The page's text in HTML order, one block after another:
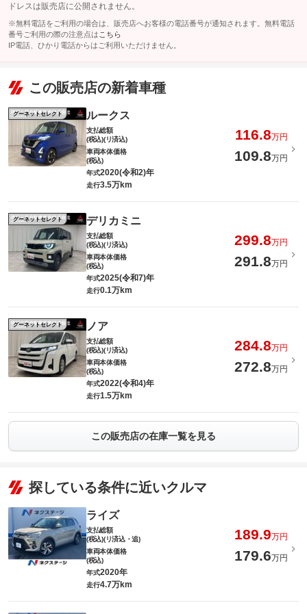
ドレスは販売店に公開されません。
※無料電話をご利用の場合は、販売店へお客様の電話番号が通知されます。無料電話
番号ご利用の際の注意点は こちら
IP電話、ひかり電話からはご利用いただけません。
この販売店の新着車種
グーネットセレクト ルークス
支払総額
(税込)(リ済込)
116.8万円
車両本体価格
(税込)
109.8万円
年式2020(令和2)年
走行3.5万km
グーネットセレクト デリカミニ
支払総額
(税込)(リ済込)
299.8万円
車両本体価格
(税込)
291.8万円
年式2025(令和7)年
走行0.1万km
グーネットセレクト ノア
支払総額
(税込)(リ済込)
284.8万円
車両本体価格
(税込)
272.8万円
年式2022(令和4)年
走行1.5万km
この販売店の在庫一覧を見る
探している条件に近いクルマ
ライズ
支払総額
(税込)(リ済込・追)
189.9万円
車両本体価格
(税込)
179.6万円
年式2020年
走行4.7万km